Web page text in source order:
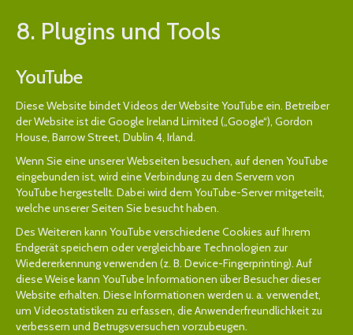
8. Plugins und Tools
YouTube
Diese Website bindet Videos der Website YouTube ein. Betreiber
der Website ist die Google Ireland Limited („Google“), Gordon
House, Barrow Street, Dublin 4, Irland.
Wenn Sie eine unserer Webseiten besuchen, auf denen YouTube
eingebunden ist, wird eine Verbindung zu den Servern von
YouTube hergestellt. Dabei wird dem YouTube-Server mitgeteilt,
welche unserer Seiten Sie besucht haben.
Des Weiteren kann YouTube verschiedene Cookies auf Ihrem
Endgerät speichern oder vergleichbare Technologien zur
Wiedererkennung verwenden (z. B. Device-Fingerprinting). Auf
diese Weise kann YouTube Informationen über Besucher dieser
Website erhalten. Diese Informationen werden u. a. verwendet,
um Videostatistiken zu erfassen, die Anwenderfreundlichkeit zu
verbessern und Betrugsversuchen vorzubeugen.